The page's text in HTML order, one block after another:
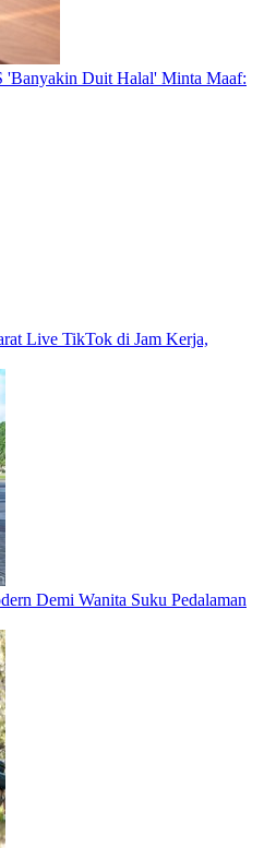
'Banyakin Duit Halal' Minta Maaf:
Live TikTok di Jam Kerja,
Demi Wanita Suku Pedalaman